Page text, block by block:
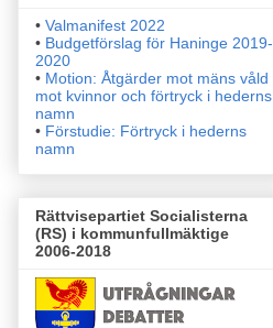
• Valmanifest 2022
• Budgetförslag för Haninge 2019-
2020
• Motion: Åtgärder mot mäns våld
mot kvinnor och förtryck i hederns
namn
• Förstudie: Förtryck i hederns
namn
Rättvisepartiet Socialisterna
(RS) i kommunfullmäktige
2006-2018